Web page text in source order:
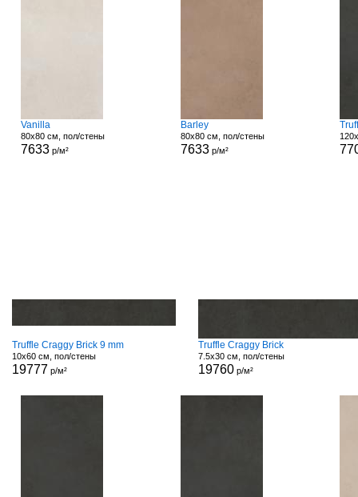
Vanilla
80x80 см, пол/стены
7633 р/м²
Barley
80x80 см, пол/стены
7633р/м²
Truffle Craggy Brick 9 mm
10x60 см, пол/стены
19777 р/м²
Truffle Craggy Brick
7.5x30 см, пол/стены
19760р/м²